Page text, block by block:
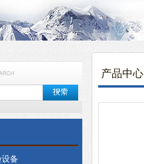
备
产品中心